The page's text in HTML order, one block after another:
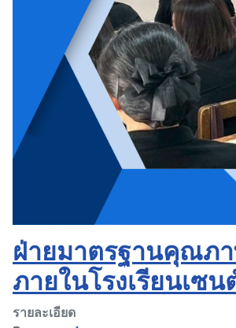
ฝ่ายมาตรฐานคุณภ
ภายในโรงเรียนเซ
รายละเอียด